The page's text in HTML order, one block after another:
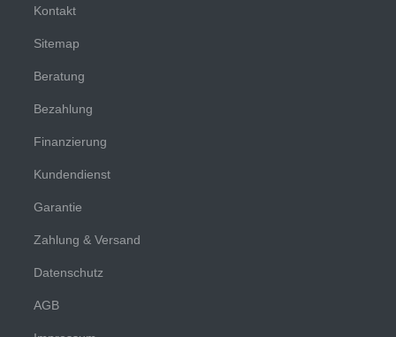
Kontakt
Sitemap
Beratung
Bezahlung
Finanzierung
Kundendienst
Garantie
Zahlung & Versand
Datenschutz
AGB